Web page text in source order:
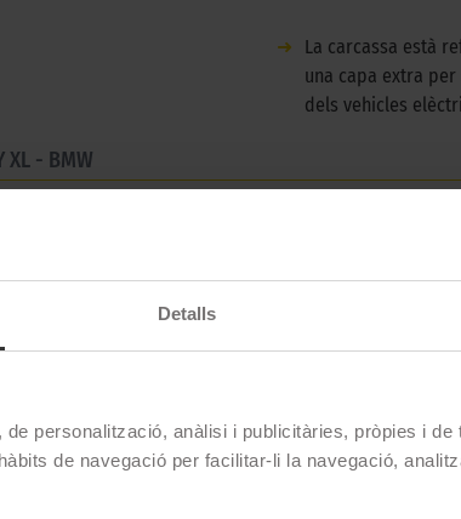
Detalls
personalització, anàlisi i publicitàries, pròpies i de
de navegació per facilitar-li la navegació,
➜
La carcassa està
una capa extra
dels vehicles
XL - BMW
i SUV preparat per satisfer els requisits
per carreteres asfaltades.
TURANZA 6